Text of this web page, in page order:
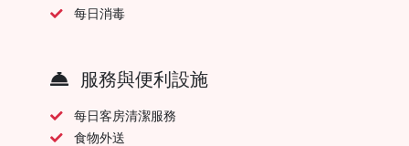
每日消毒
服務與便利設施
每日客房清潔服務
食物外送